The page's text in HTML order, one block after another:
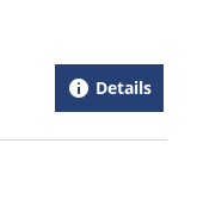
Details